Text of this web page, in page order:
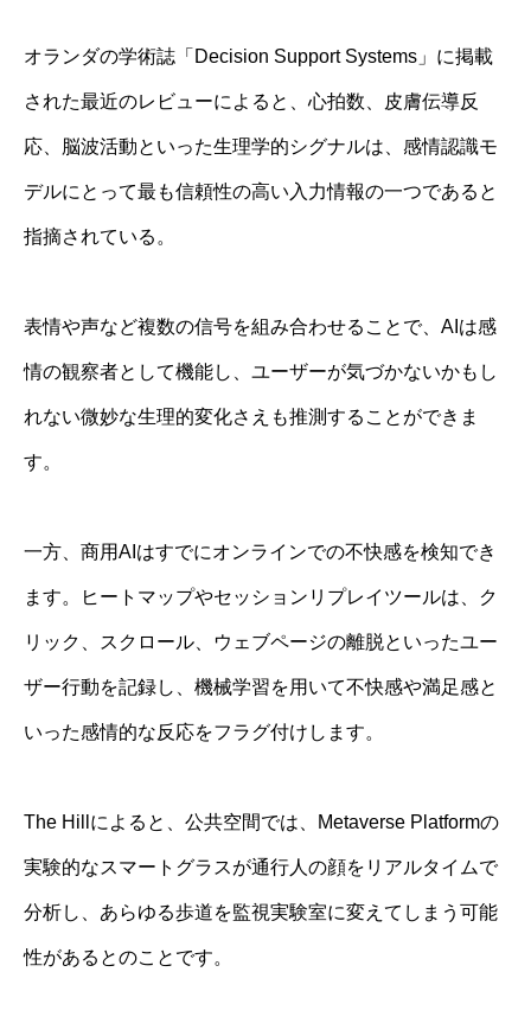
オランダの学術誌「Decision Support Systems」に掲載
された最近のレビューによると、心拍数、皮膚伝導反
応、脳波活動といった生理学的シグナルは、感情認識モ
デルにとって最も信頼性の高い入力情報の一つであると
指摘されている。
表情や声など複数の信号を組み合わせることで、AIは感
情の観察者として機能し、ユーザーが気づかないかもし
れない微妙な生理的変化さえも推測することができま
す。
一方、商用AIはすでにオンラインでの不快感を検知でき
ます。ヒートマップやセッションリプレイツールは、ク
リック、スクロール、ウェブページの離脱といったユー
ザー行動を記録し、機械学習を用いて不快感や満足感と
いった感情的な反応をフラグ付けします。
The Hillによると、公共空間では、Metaverse Platformの
実験的なスマートグラスが通行人の顔をリアルタイムで
分析し、あらゆる歩道を監視実験室に変えてしまう可能
性があるとのことです。